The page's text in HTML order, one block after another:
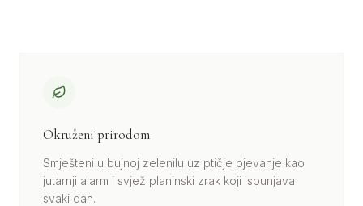
Okruženi prirodom
Smješteni u bujnoj zelenilu uz ptičje pjevanje kao
jutarnji alarm i svjež planinski zrak koji ispunjava
svaki dah.